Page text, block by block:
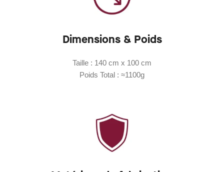
Dimensions & Poids
Taille : 140 cm x 100 cm
Poids Total : ≈1100g